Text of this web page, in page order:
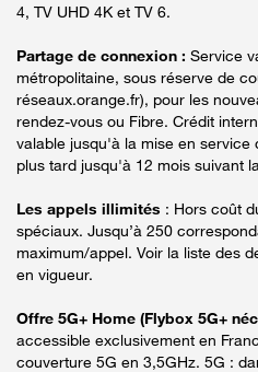
4, TV UHD 4K et TV 6.
Partage de connexion : Service
métropolitaine, sous réserve de
réseaux.orange.fr), pour les
rendez-vous ou Fibre. Crédit
valable jusqu'à la mise en
plus tard jusqu'à 12 mois suivant
Les appels illimités : Hors coût
spéciaux. Jusqu’à 250
maximum/appel. Voir la liste des
en vigueur.
Offre 5G+ Home (Flybox 5G+
accessible exclusivement en
couverture 5G en 3,5GHz. 5G :